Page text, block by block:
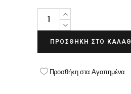
GRIGI
MATTE
JUMBO
LONG
ΠΡΟΣΘΉΚΗ ΣΤΟ ΚΑΛΆΘΙ
Προσθήκη στα Αγαπημένα